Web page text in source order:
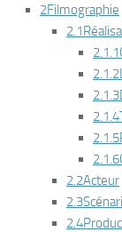
2Filmographie
2.1
2.1.1
2.1.2
2.1.3
2.1.4
2.1.5
2.1.6
2.2Acteur
2.3
2.4